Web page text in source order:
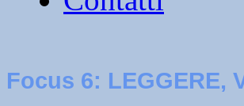
Focus 6: LEGGERE,